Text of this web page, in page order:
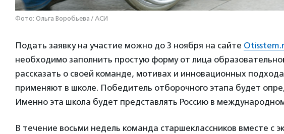
Фото: Ольга Воробьева / АСИ
Подать заявку на участие можно до 3 ноября на сайте
необходимо заполнить простую форму от лица
рассказать о своей команде, мотивах и инновационных
применяют в школе. Победитель отборочного этапа будет
Именно эта школа будет представлять Россию в
В течение восьми недель команда старшеклассников вместе с